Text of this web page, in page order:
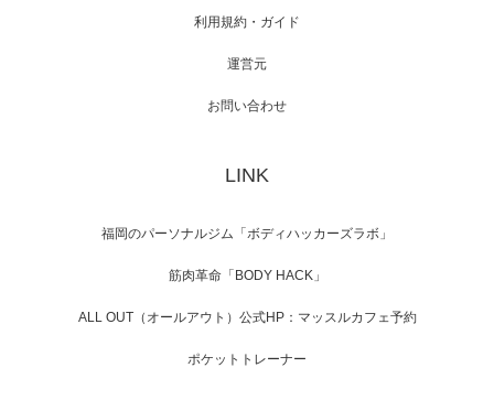
【TV】NHK BS「COOL JAPAN 」にてマッス
「ねとらぼ」さんに…
利用規約・ガイド
運営元
お問い合わせ
LINK
福岡のパーソナルジム「ボディハッカーズラボ」
筋肉革命「BODY HACK」
ALL OUT（オールアウト）公式HP：マッスルカフェ予約
ポケットトレーナー